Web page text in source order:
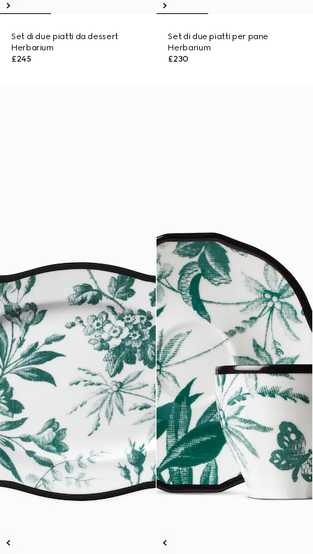
Set di due piatti da dessert
Herbarium
£245
Set di due piatti per pane
Herbarium
£230